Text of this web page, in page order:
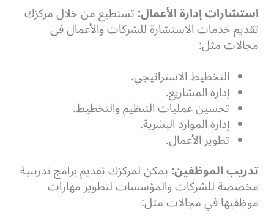
استشارات إدارة الأعمال:تستطيع من خلال مركزك
تقديم خدمات الاستشارة للشركات والأعمال في
مجالات مثل:
التخطيط الاستراتيجي.
إدارة المشاريع.
تحسين عمليات التنظيم والتخطيط.
إدارة الموارد البشرية.
تطوير الأعمال.
تدريب الموظفين:يمكن لمركزك تقديم برامج تدريبية
مخصصة للشركات والمؤسسات لتطوير مهارات
موظفيها في مجالات مثل: